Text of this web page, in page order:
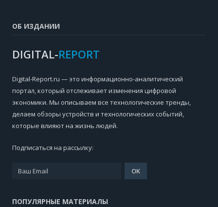
ОБ ИЗДАНИИ
DIGITAL-REPORT
Digital-Report.ru — это информационно-аналитический
портал, который отслеживает изменения цифровой
экономики. Мы описываем все технологические тренды,
делаем обзоры устройств и технологических событий,
которые влияют на жизнь людей.
Подписаться на рассылку:
ПОПУЛЯРНЫЕ МАТЕРИАЛЫ